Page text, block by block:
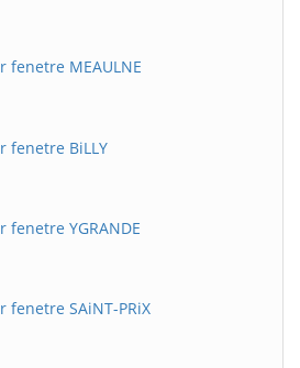
fenetre MEAULNE
fenetre BiLLY
YGRANDE
fenetre SAiNT-PRiX